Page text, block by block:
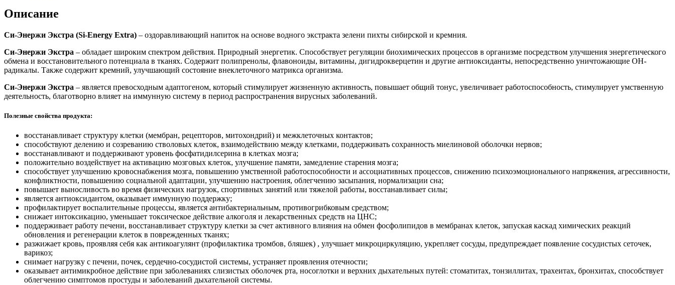
Описание
Си-Энержи Экстра (Si-Energy Extra) – оздоравливающий напиток на основе водного экстракта зелени пихты сибирской и кремния.
Си-Энержи Экстра – обладает широким спектром действия. Природный энергетик. Способствует регуляции биохимических процессов в организме посредством улучшения энергетического
обмена и восстановительного потенциала в тканях. Содержит полипренолы, флавоноиды, витамины, дигидрокверцетин и другие антиоксиданты, непосредственно уничтожающие ОН-
радикалы. Также содержит кремний, улучшающий состояние внеклеточного матрикса организма.
Си-Энержи Экстра – является превосходным адаптогеном, который стимулирует жизненную активность, повышает общий тонус, увеличивает работоспособность, стимулирует умственную
деятельность, благотворно влияет на иммунную систему в период распространения вирусных заболеваний.
Полезные свойства продукта:
восстанавливает структуру клетки (мембран, рецепторов, митохондрий) и межклеточных контактов;
способствуют делению и созреванию стволовых клеток, взаимодействию между клетками, поддерживать сохранность миелиновой оболочки нервов;
восстанавливают и поддерживают уровень фосфатидилсерина в клетках мозга;
положительно воздействует на активацию мозговых клеток, улучшение памяти, замедление старения мозга;
способствует улучшению кровоснабжения мозга, повышению умственной работоспособности и ассоциативных процессов, снижению психоэмоционального напряжения, агрессивности,
конфликтности, повышению социальной адаптации, улучшению настроения, облегчению засыпания, нормализации сна;
повышает выносливость во время физических нагрузок, спортивных занятий или тяжелой работы, восстанавливает силы;
является антиоксидантом, оказывает иммунную поддержку;
профилактирует воспалительные процессы, является антибактериальным, противогрибковым средством;
снижает интоксикацию, уменьшает токсическое действие алкоголя и лекарственных средств на ЦНС;
поддерживает работу печени, восстанавливает структуру клетки за счет активного влияния на обмен фосфолипидов в мембранах клеток, запуская каскад химических реакций
обновления и регенерации клеток в поврежденных тканях;
разжижает кровь, проявляя себя как антикоагулянт (профилактика тромбов, бляшек) , улучшает микроциркуляцию, укрепляет сосуды, предупреждает появление сосудистых сеточек,
варикоз;
снимает нагрузку с печени, почек, сердечно-сосудистой системы, устраняет проявления отечности;
оказывает антимикробное действие при заболеваниях слизистых оболочек рта, носоглотки и верхних дыхательных путей: стоматитах, тонзиллитах, трахеитах, бронхитах, способствует
облегчению симптомов простуды и заболеваний дыхательной системы.